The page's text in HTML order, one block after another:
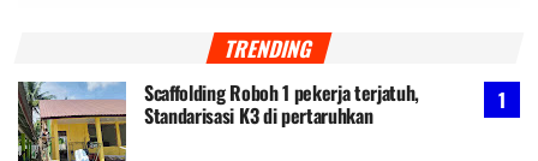
TRENDING
Scaffolding Roboh 1 pekerja terjatuh,
Standarisasi K3 di pertaruhkan